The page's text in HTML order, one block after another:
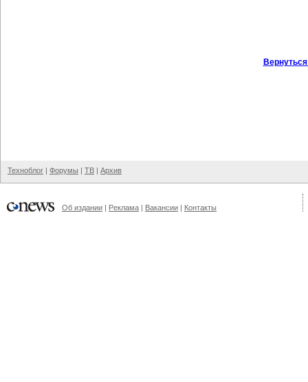
Техноблог | Форумы | ТВ | Архив
Об издании | Реклама | Вакансии | Контакты